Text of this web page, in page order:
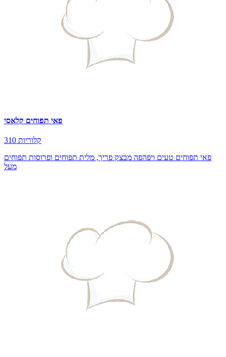
פאי תפוחים קלאסי
310 קלוריות
פאי תפוחים טעים ויפהפה מבצק פריך, מלית תפוחים ופרוסות תפוחים
מעל